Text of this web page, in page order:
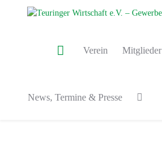
Verein Mitglieder
News, Termine & Presse